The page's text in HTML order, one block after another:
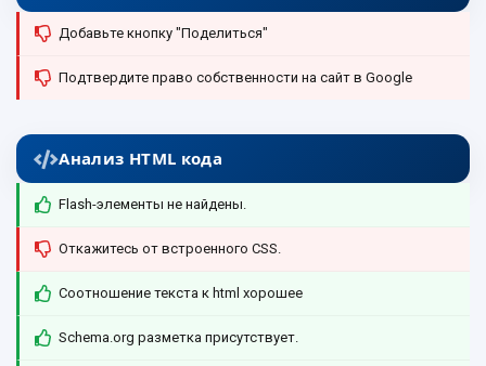
Добавьте кнопку "Поделиться"
Подтвердите право собственности на сайт в Google
Анализ HTML кода
Flash-элементы не найдены.
Откажитесь от встроенного CSS.
Соотношение текста к html хорошее
Schema.org разметка присутствует.